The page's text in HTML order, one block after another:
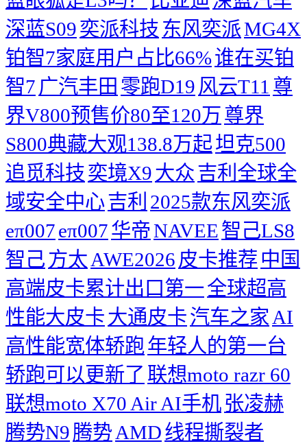
深蓝S09奕派科技 东风奕派MG4X
铂智7家庭用户占比66%谁在买铂
智7 广汽丰田 零跑D19 风云T11 尊
界V800预售价80至120万尊界
S800典藏大观138.8万起坦克500
追觅科技奕境X9大众吉利全球全
域安全中心吉利 2025款东风奕派
eπ007eπ007华帝NAVEE智己LS8
智己 方太 AWE2026 皮卡推荐 中国
高端皮卡累计出口第一全球超高
性能大皮卡大通皮卡汽车之家 AI
高性能宽体轿跑年轻人的第一台
轿跑可以更新了 联想moto razr 60
联想moto X70 Air AI手机张凌赫
腾势N9腾势AMD线程撕裂者